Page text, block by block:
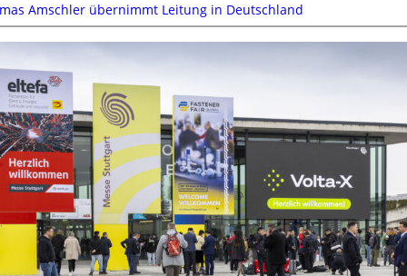
Amschler übernimmt Leitung in Deutschland